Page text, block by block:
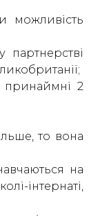
можливість
принаймні 2
то вона
на
інтернаті,